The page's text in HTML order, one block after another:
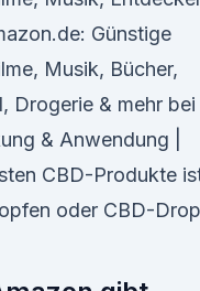
Günstige
Musik, Bücher,
Drogerie & mehr bei
& Anwendung |
CBD-Produkte
oder CBD-